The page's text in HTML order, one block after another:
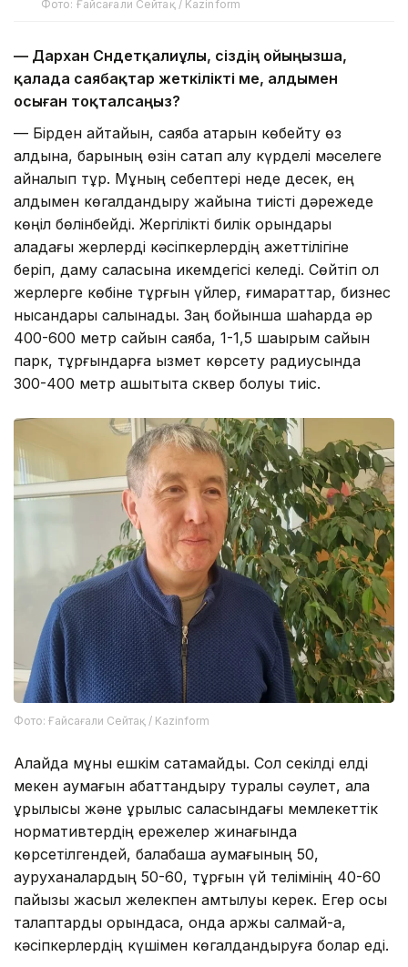
Фото: Ғайсағали Сейтақ / Kazinform
— Дархан Сүндетқалиұлы, сіздің ойыңызша,
қалада саябақтар жеткілікті ме, алдымен
осыған тоқталсаңыз?
— Бірден айтайын, саябақ қатарын көбейту өз
алдына, барының өзін сақтап қалу күрделі мәселеге
айналып тұр. Мұның себептері неде десек, ең
алдымен көгалдандыру жайына тиісті дәрежеде
көңіл бөлінбейді. Жергілікті билік орындары
қаладағы жерлерді кәсіпкерлердің қажеттілігіне
беріп, даму саласына икемдегісі келеді. Сөйтіп ол
жерлерге көбіне тұрғын үйлер, ғимараттар, бизнес
нысандары салынады. Заң бойынша шаһарда әр
400-600 метр сайын саябақ, 1-1,5 шақырым сайын
парк, тұрғындарға қызмет көрсету радиусында
300-400 метр қашықтықта сквер болуы тиіс.
Фото: Ғайсағали Сейтақ / Kazinform
Алайда мұны ешкім сақтамайды. Сол секілді елді
мекен аумағын абаттандыру туралы сәулет, қала
құрылысы және құрылыс саласындағы мемлекеттік
нормативтердің ережелер жинағында
көрсетілгендей, балабақша аумағының 50,
ауруханалардың 50-60, тұрғын үй телімінің 40-60
пайызы жасыл желекпен қамтылуы керек. Егер осы
талаптарды орындасақ, онда қаржы салмай-ақ,
кәсіпкерлердің күшімен көгалдандыруға болар еді.